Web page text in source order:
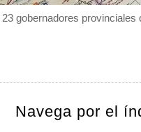
gobernadores
Navega por el